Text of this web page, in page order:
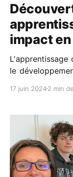
impact
le
collectif 📈 ? Ce seuil est un point de bascule où les
deviennent si
17 juin 20242 min